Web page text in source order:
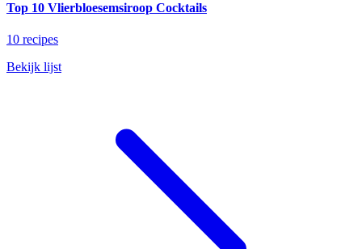
Top 10 Vlierbloesemsiroop Cocktails
10 recipes
Bekijk lijst